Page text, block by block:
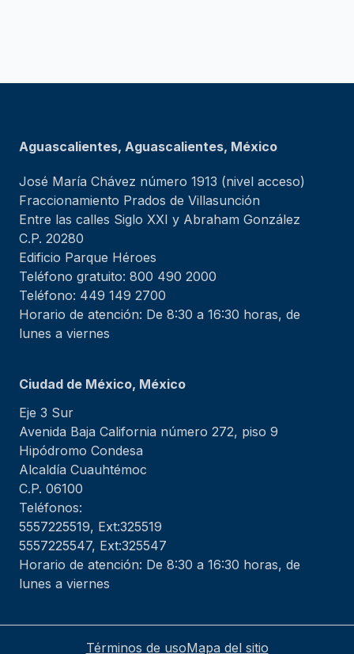
Aguascalientes, Aguascalientes, México
José María Chávez número 1913 (nivel acceso)
Fraccionamiento Prados de Villasunción
Entre las calles Siglo XXI y Abraham González
C.P. 20280
Edificio Parque Héroes
Teléfono gratuito: 800 490 2000
Teléfono: 449 149 2700
Horario de atención: De 8:30 a 16:30 horas, de
lunes a viernes
Ciudad de México, México
Eje 3 Sur
Avenida Baja California número 272, piso 9
Hipódromo Condesa
Alcaldía Cuauhtémoc
C.P. 06100
Teléfonos:
5557225519, Ext:325519
5557225547, Ext:325547
Horario de atención: De 8:30 a 16:30 horas, de
lunes a viernes
Términos de usoMapa del sitio